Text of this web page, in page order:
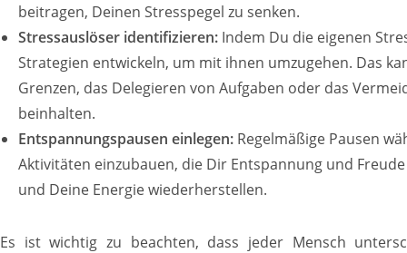
beitragen, Deinen Stresspegel zu senken.
Stressauslöser identifizieren: Indem Du die eigenen
Strategien entwickeln, um mit ihnen umzugehen. Das
Grenzen, das Delegieren von Aufgaben oder das
beinhalten.
Entspannungspausen einlegen: Regelmäßige Pausen
Aktivitäten einzubauen, die Dir Entspannung und
und Deine Energie wiederherstellen.
Es ist wichtig zu beachten, dass jeder Mensch